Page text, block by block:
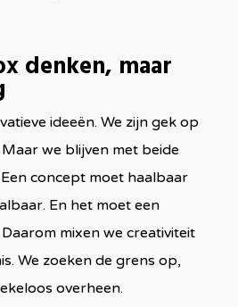
denken, maar
ideeën. We zijn gek op
we blijven met beide
concept moet haalbaar
En het moet een
mixen we creativiteit
We zoeken de grens op,
overheen.